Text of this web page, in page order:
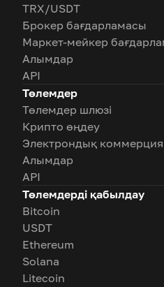
TRX/USDT
Брокер бағдарламасы
Маркет-мейкер
Алымдар
API
Төлемдер
Төлемдер шлюзі
Крипто өңдеу
Электрондық коммерция
Алымдар
API
Төлемдерді қабылдау
Bitcoin
USDT
Ethereum
Solana
Litecoin